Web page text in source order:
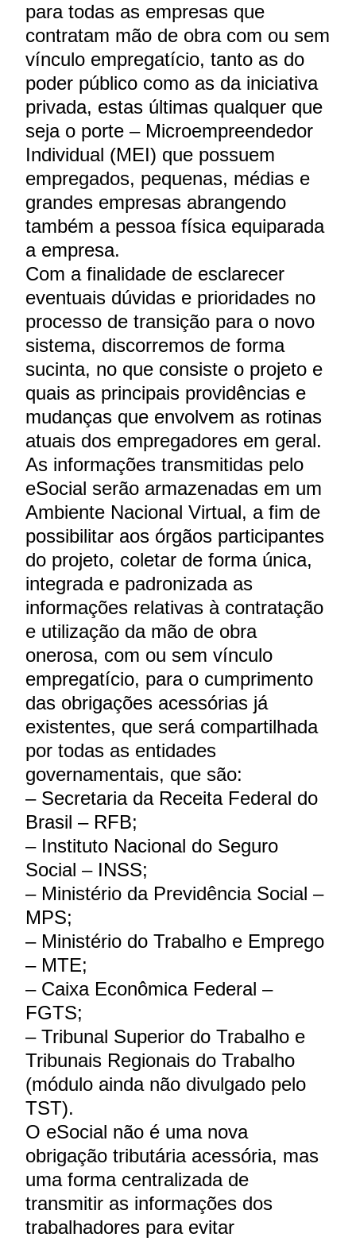
para todas as empresas que
contratam mão de obra com ou sem
vínculo empregatício, tanto as do
poder público como as da iniciativa
privada, estas últimas qualquer que
seja o porte – Microempreendedor
Individual (MEI) que possuem
empregados, pequenas, médias e
grandes empresas abrangendo
também a pessoa física equiparada
a empresa.
Com a finalidade de esclarecer
eventuais dúvidas e prioridades no
processo de transição para o novo
sistema, discorremos de forma
sucinta, no que consiste o projeto e
quais as principais providências e
mudanças que envolvem as rotinas
atuais dos empregadores em geral.
As informações transmitidas pelo
eSocial serão armazenadas em um
Ambiente Nacional Virtual, a fim de
possibilitar aos órgãos participantes
do projeto, coletar de forma única,
integrada e padronizada as
informações relativas à contratação
e utilização da mão de obra
onerosa, com ou sem vínculo
empregatício, para o cumprimento
das obrigações acessórias já
existentes, que será compartilhada
por todas as entidades
governamentais, que são:
– Secretaria da Receita Federal do
Brasil – RFB;
– Instituto Nacional do Seguro
Social – INSS;
– Ministério da Previdência Social –
MPS;
– Ministério do Trabalho e Emprego
– MTE;
– Caixa Econômica Federal –
FGTS;
– Tribunal Superior do Trabalho e
Tribunais Regionais do Trabalho
(módulo ainda não divulgado pelo
TST).
O eSocial não é uma nova
obrigação tributária acessória, mas
uma forma centralizada de
transmitir as informações dos
trabalhadores para evitar